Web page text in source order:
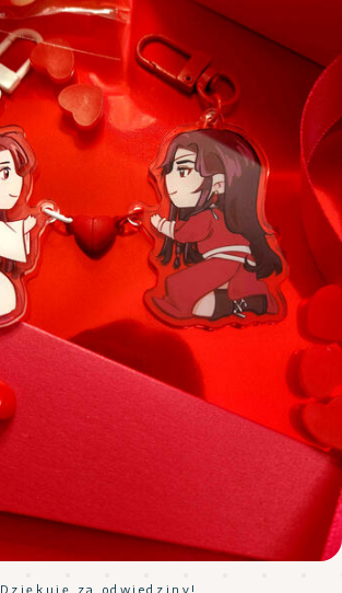
Dziękuję za odwiedziny!